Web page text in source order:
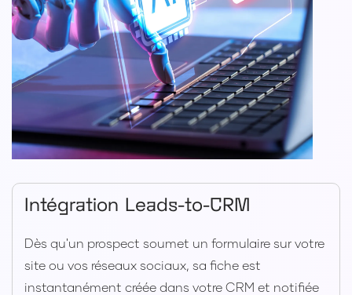
Intégration Leads-to-CRM
Dès qu'un prospect soumet un formulaire sur votre
site ou vos réseaux sociaux, sa fiche est
instantanément créée dans votre CRM et notifiée